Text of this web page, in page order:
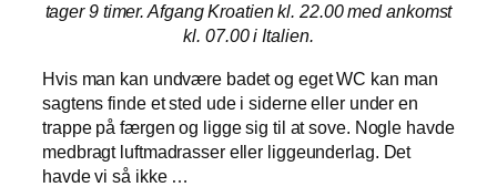
tager 9 timer. Afgang Kroatien kl. 22.00 med ankomst
kl. 07.00 i Italien.
Hvis man kan undvære badet og eget WC kan man
sagtens finde et sted ude i siderne eller under en
trappe på færgen og ligge sig til at sove. Nogle havde
medbragt luftmadrasser eller liggeunderlag. Det
havde vi så ikke …